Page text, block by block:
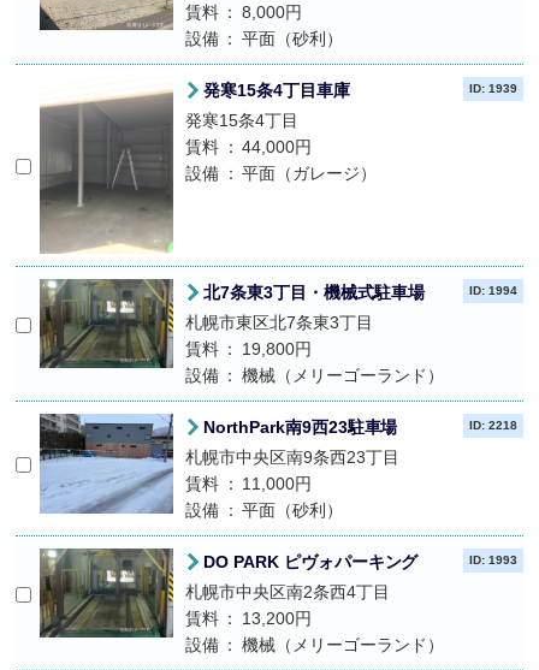
賃料
8,000円
設備
平面（砂利）
発寒15条4丁目車庫
発寒15条4丁目
賃料
44,000円
設備
平面（ガレージ）
ID: 1939
北7条東3丁目・機械式駐車場
札幌市東区北7条東3丁目
賃料
19,800円
設備
機械（メリーゴーランド）
ID: 1994
NorthPark南9西23駐車場
札幌市中央区南9条西23丁目
賃料
11,000円
設備
平面（砂利）
ID: 2218
DO PARK ピヴォパーキング
札幌市中央区南2条西4丁目
賃料
13,200円
設備
機械（メリーゴーランド）
ID: 1993